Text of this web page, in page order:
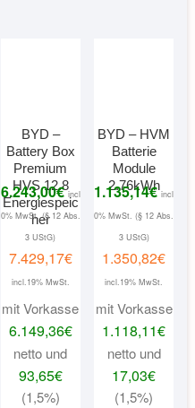
BYD –
Battery Box
Premium
HVS 12.8
Energiespeic
her
6.243,00€ incl
0% MwSt. (§ 12 Abs.
3 UStG)
7.429,17€
incl.19% MwSt.
mit Vorkasse
6.149,36€
netto und
93,65€
(1,5%)
BYD – HVM
Batterie
Module
2.76kWh
1.135,14€ incl
0% MwSt. (§ 12 Abs.
3 UStG)
1.350,82€
incl.19% MwSt.
mit Vorkasse
1.118,11€
netto und
17,03€
(1,5%)